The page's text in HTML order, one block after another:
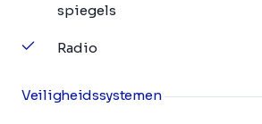
spiegels
Radio
Veiligheidssystemen